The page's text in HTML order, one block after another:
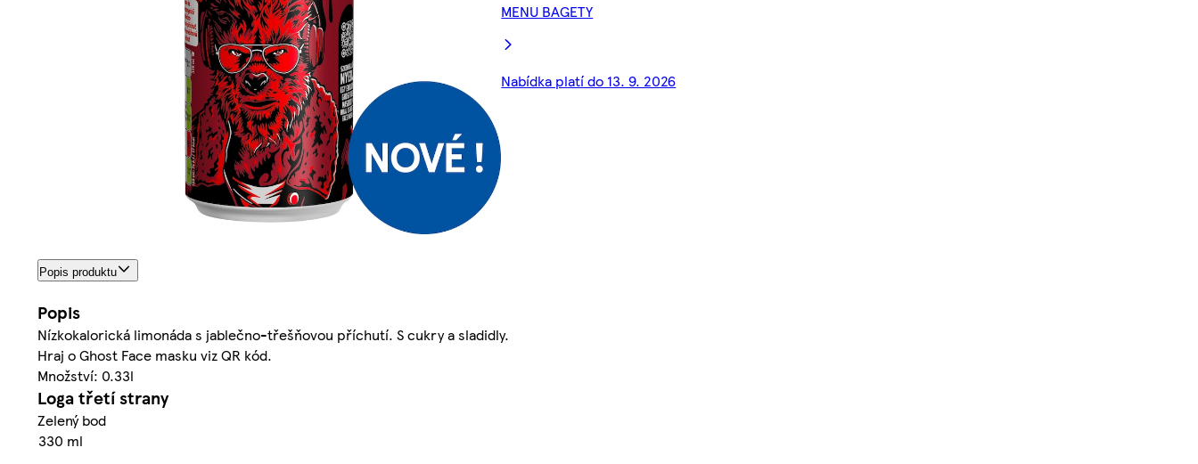
MENU BAGETY
Nabídka platí do 13. 9. 2026
Popis produktu
Popis
Nízkokalorická limonáda s jablečno-třešňovou příchutí. S cukry a sladidly.
Hraj o Ghost Face masku viz QR kód.
Množství: 0.33l
Loga třetí strany
Zelený bod
330 ml